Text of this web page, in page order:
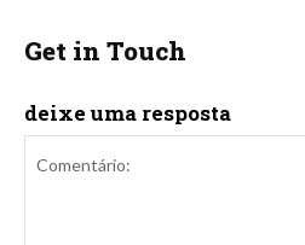
Get in Touch
deixe uma resposta